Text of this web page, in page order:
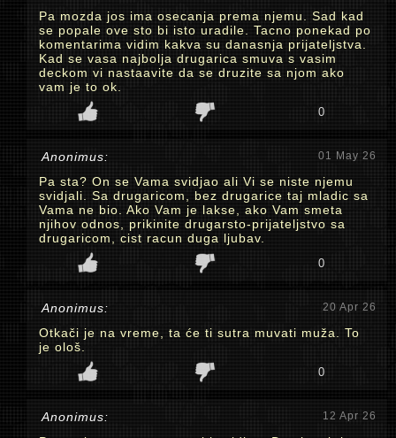
Pa mozda jos ima osecanja prema njemu. Sad kad
se popale ove sto bi isto uradile. Tacno ponekad po
komentarima vidim kakva su danasnja prijateljstva.
Kad se vasa najbolja drugarica smuva s vasim
deckom vi nastaavite da se druzite sa njom ako
vam je to ok.
0
Anonimus: 01 May 26
Pa sta? On se Vama svidjao ali Vi se niste njemu
svidjali. Sa drugaricom, bez drugarice taj mladic sa
Vama ne bio. Ako Vam je lakse, ako Vam smeta
njihov odnos, prikinite drugarsto-prijateljstvo sa
drugaricom, cist racun duga ljubav.
0
Anonimus: 20 Apr 26
Otkači je na vreme, ta će ti sutra muvati muža. To
je ološ.
0
Anonimus: 12 Apr 26